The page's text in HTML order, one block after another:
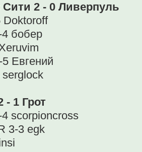
Сити 2 - 0 Ливерпуль
Doktoroff
бобер
Евгений
- 1 Грот
scorpioncross
3-3 egk